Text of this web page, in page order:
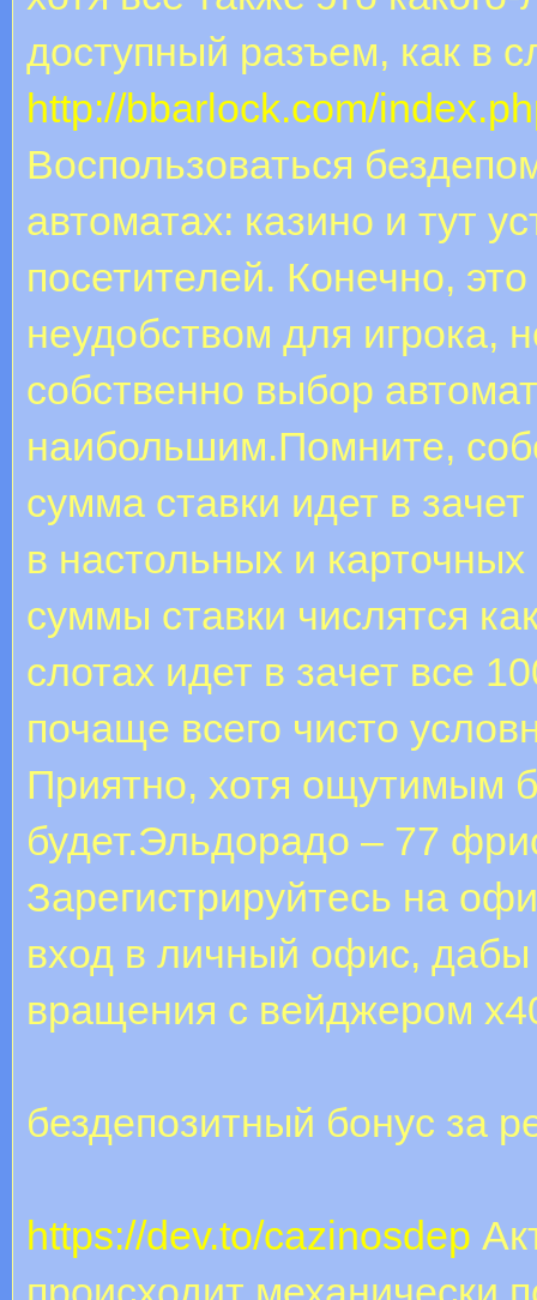
доступный разъем, как в
http://bbarlock.com/
Воспользоваться
автоматах: казино и тут
посетителей. Конечно,
неудобством для игрока,
собственно выбор
наибольшим.Помните,
сумма ставки идет в
в настольных и
суммы ставки числятся
слотах идет в зачет все
почаще всего чисто
Приятно, хотя ощутимым
будет.Эльдорадо – 77
Зарегистрируйтесь на
вход в личный офис, дабы
вращения с вейджером
бездепозитный бонус за
https://dev.to/cazinosdep